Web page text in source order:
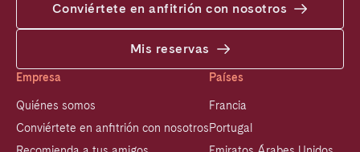
Conviértete en anfitrión con nosotros
Mis reservas
Empresa
Quiénes somos
Conviértete en anfitrión con nosotros
Países
Francia
Portugal